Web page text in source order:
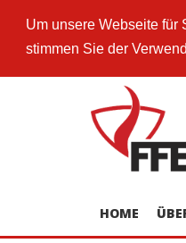
Um unsere Webseite für
stimmen Sie der
HOME